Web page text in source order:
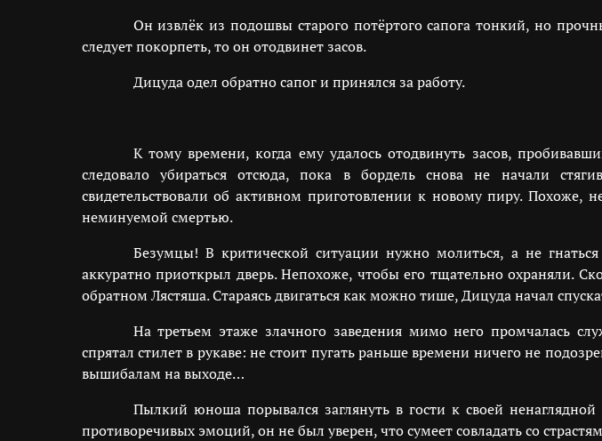
Он извлёк из подошвы старого потёртого сапога тонкий, но
следует покорпеть, то он отодвинет засов.
Дицуда одел обратно сапог и принялся за работу.
К тому времени, когда ему удалось отодвинуть засов,
следовало убираться отсюда, пока в бордель снова не начали
свидетельствовали об активном приготовлении к новому пиру. Похоже,
неминуемой смертью.
Безумцы! В критической ситуации нужно молиться, а не
аккуратно приоткрыл дверь. Непохоже, чтобы его тщательно охраняли.
обратном Лястяша. Стараясь двигаться как можно тише, Дицуда начал
На третьем этаже злачного заведения мимо него промчалась
спрятал стилет в рукаве: не стоит пугать раньше времени ничего не
вышибалам на выходе…
Пылкий юноша порывался заглянуть в гости к своей
противоречивых эмоций, он не был уверен, что сумеет совладать со